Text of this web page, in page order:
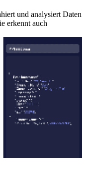
und analysiert Daten
erkennt auch